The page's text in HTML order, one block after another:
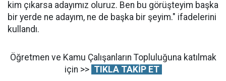
kim çıkarsa adayımız oluruz. Ben bu görüşteyim başka
bir yerde ne adayım, ne de başka bir şeyim." ifadelerini
kullandı.
Öğretmen ve Kamu Çalışanların Topluluğuna katılmak
için >> TIKLA TAKİP ET